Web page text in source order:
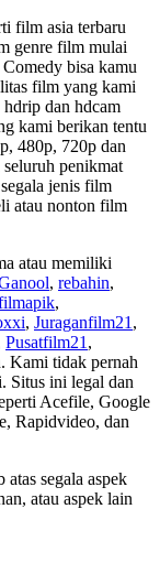
film asia terbaru
genre film mulai
bisa kamu
film yang kami
dan hdcam
kami berikan tentu
480p, 720p dan
penikmat
jenis film
atau nonton film
atau memiliki
, rebahin,
,
, Juraganfilm21 ,
Pusatfilm21 ,
Kami tidak pernah
Situs ini legal dan
Acefile, Google
Rapidvideo, dan
segala aspek
atau aspek lain